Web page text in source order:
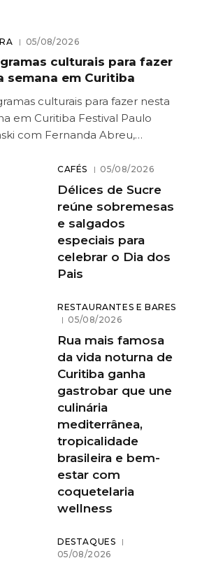
05/08/2026
culturais para fazer
semana em Curitiba
culturais para fazer nesta
em Curitiba Festival Paulo
com Fernanda Abreu,…
CAFÉS 05/08/2026
Délices de Sucre
reúne sobremesas
e salgados
especiais para
celebrar o Dia dos
Pais
RESTAURANTES E BARES
05/08/2026
Rua mais famosa
da vida noturna de
Curitiba ganha
gastrobar que une
culinária
mediterrânea,
tropicalidade
brasileira e bem-
estar com
coquetelaria
wellness
DESTAQUES
05/08/2026